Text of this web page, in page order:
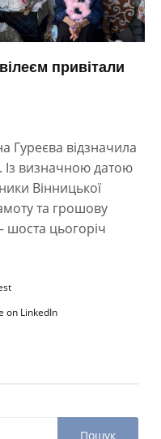
привітали
Гуреєва відзначила
Із визначною датою
Вінницької
та грошову
шоста цьогоріч